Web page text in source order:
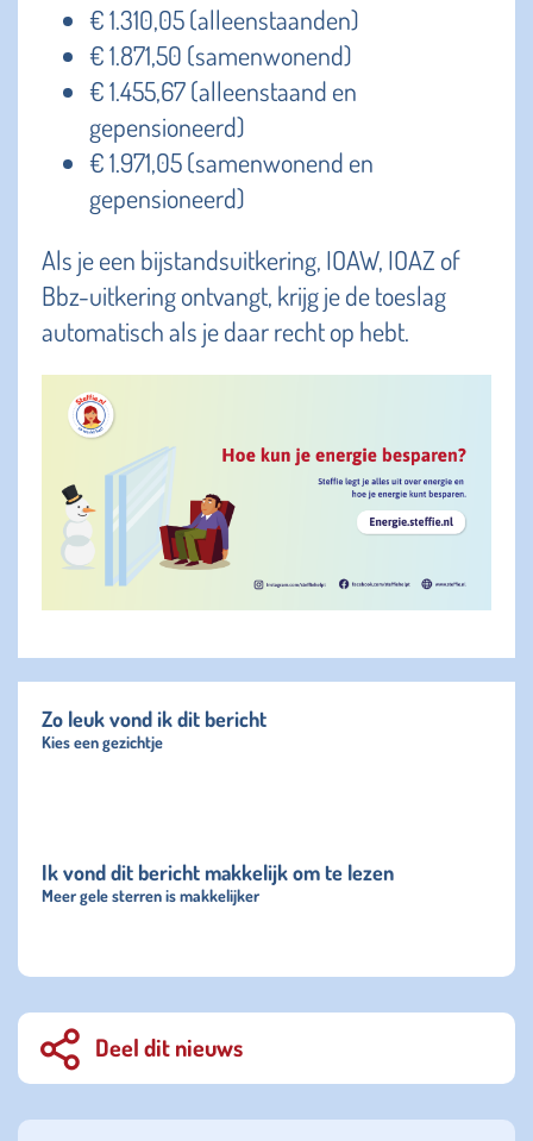
€ 1.310,05 (alleenstaanden)
€ 1.871,50 (samenwonend)
€ 1.455,67 (alleenstaand en
gepensioneerd)
€ 1.971,05 (samenwonend en
gepensioneerd)
Als je een bijstandsuitkering, IOAW, IOAZ of
Bbz-uitkering ontvangt, krijg je de toeslag
automatisch als je daar recht op hebt.
Zo leuk vond ik dit bericht
Kies een gezichtje
Ik vond dit bericht makkelijk om te lezen
Meer gele sterren is makkelijker
Deel dit nieuws